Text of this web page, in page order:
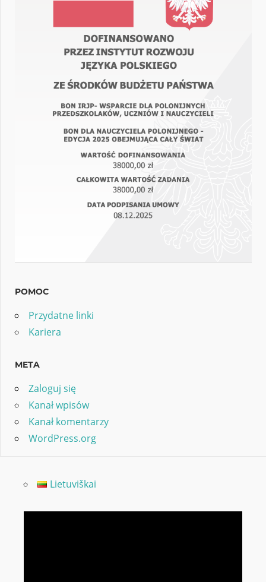
POMOC
Przydatne linki
Kariera
META
Zaloguj się
Kanał wpisów
Kanał komentarzy
WordPress.org
Lietuviškai